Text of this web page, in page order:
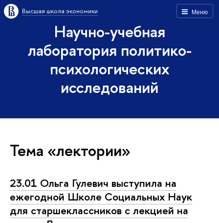
Меню
Высшая школа экономики
Научно-учебная
лаборатория политико-
психологических
исследований
Тема «лектории»
23.01 Ольга Гулевич выступила на
ежегодной Школе Социальных Наук
для старшеклассников с лекцией на